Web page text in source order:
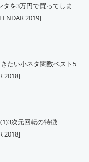
を3万円で買ってしま
2019]
たい小ネタ関数ベスト5
2018]
次元回転の特徴
2018]